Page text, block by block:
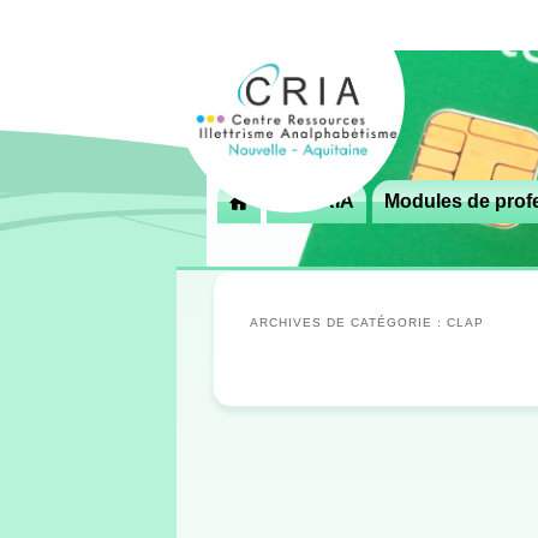
principal Le CRIA Modules de
ARCHIVES DE CATÉGORIE : CLAP